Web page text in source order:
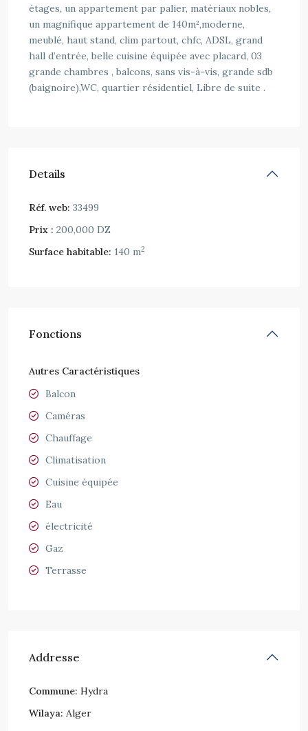
étages, un appartement par palier, matériaux nobles,
un magnifique appartement de 140m²,moderne,
meublé, haut stand, clim partout, chfc, ADSL, grand
hall d’entrée, belle cuisine équipée avec placard, 03
grande chambres , balcons, sans vis-à-vis, grande sdb
(baignoire),WC, quartier résidentiel, Libre de suite .
Details
Réf. web: 33499
Prix : 200,000 DZ
Surface habitable: 140 m2
Fonctions
Autres Caractéristiques
Balcon
Caméras
Chauffage
Climatisation
Cuisine équipée
Eau
électricité
Gaz
Terrasse
Addresse
Commune: Hydra
Wilaya: Alger